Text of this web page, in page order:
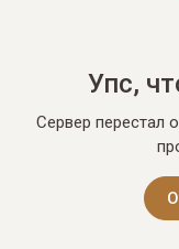
Упс,
Сервер перестал